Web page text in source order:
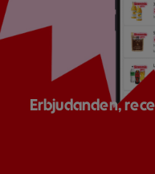
Erbjudanden,